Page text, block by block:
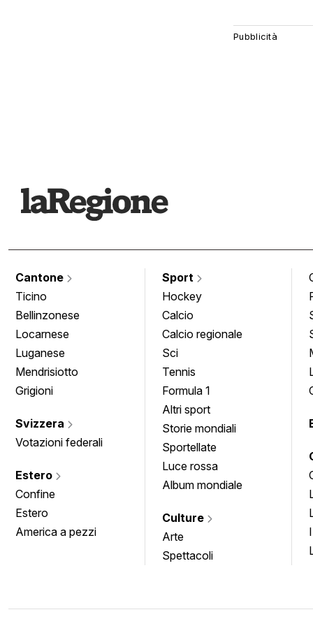
Cantone
Ticino
Bellinzonese
Locarnese
Luganese
Mendrisiotto
Grigioni
Svizzera
Votazioni federali
Estero
Confine
Estero
America a pezzi
Sport
Hockey
Calcio
Calcio regionale
Sci
Tennis
Formula 1
Altri sport
Storie mondiali
Sportellate
Luce rossa
Album mondiale
Culture
Arte
Spettacoli